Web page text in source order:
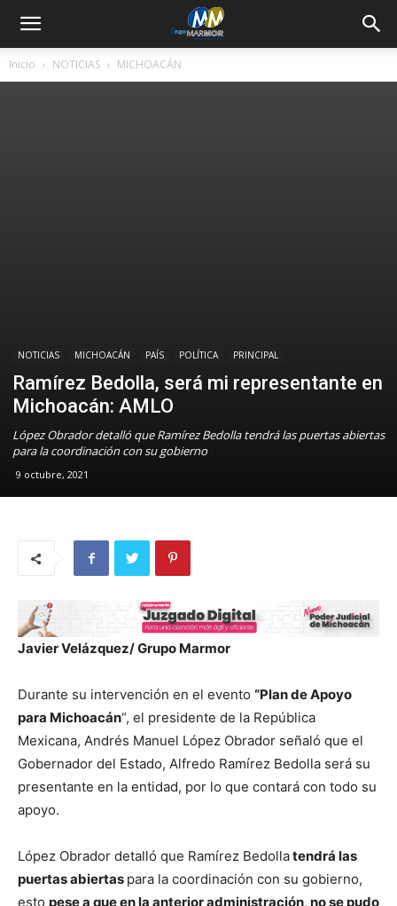
Inicio NOTICIAS MICHOACÁN
NOTICIAS MICHOACÁN PAÍS POLÍTICA PRINCIPAL
Ramírez Bedolla, será mi representante en
Michoacán: AMLO
López Obrador detalló que Ramírez Bedolla tendrá las puertas abiertas
para la coordinación con su gobierno
9 octubre, 2021
Javier Velázquez/ Grupo Marmor
Durante su intervención en el evento “Plan de Apoyo
para Michoacán“, el presidente de la República
Mexicana, Andrés Manuel López Obrador señaló que el
Gobernador del Estado, Alfredo Ramírez Bedolla será su
presentante en la entidad, por lo que contará con todo su
apoyo.
López Obrador detalló que Ramírez Bedollatendrá las
puertas abiertas para la coordinación con su gobierno,
esto pese a que en la anterior administración, no se pudo